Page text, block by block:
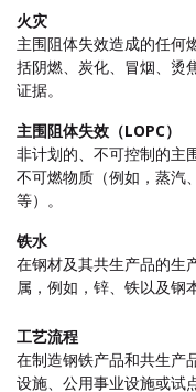
火灾
主围阻体失效造成的任何
括阴燃、炭化、冒烟、烫
证据。
主围阻体失效（LOPC）
非计划的、不可控制的主
不可燃物质（例如，蒸汽
等）。
铁水
在钢材及其共生产品的生
属，例如，锌、铁以及钢
工艺流程
在制造钢铁产品和共生产
设施、公用事业设施或试